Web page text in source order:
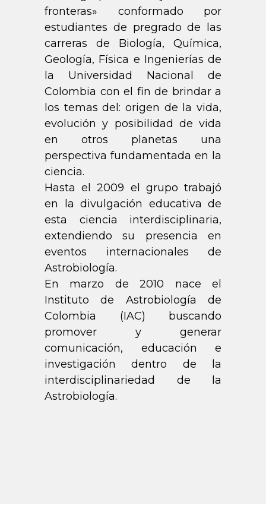
fronteras» conformado por
estudiantes de pregrado de las
carreras de Biología, Química,
Geología, Física e Ingenierías de
la Universidad Nacional de
Colombia con el fin de brindar a
los temas del: origen de la vida,
evolución y posibilidad de vida
en otros planetas una
perspectiva fundamentada en la
ciencia.
Hasta el 2009 el grupo trabajó
en la divulgación educativa de
esta ciencia interdisciplinaria,
extendiendo su presencia en
eventos internacionales de
Astrobiología.
En marzo de 2010 nace el
Instituto de Astrobiología de
Colombia (IAC) buscando
promover y generar
comunicación, educación e
investigación dentro de la
interdisciplinariedad de la
Astrobiología.